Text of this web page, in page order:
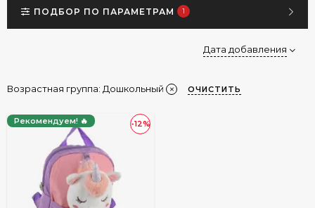
ПОДБОР ПО ПАРАМЕТРАМ 1
Дата добавления
Возрастная группа: Дошкольный ОЧИСТИТЬ
-12%
Рекомендуем! 🔥